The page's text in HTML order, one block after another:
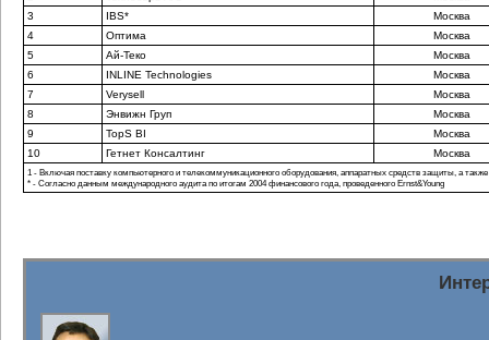
3
IBS*
Москва
4
Оптима
Москва
5
Ай-Теко
Москва
6
INLINE Technologies
Москва
7
Verysell
Москва
8
Энвижн Груп
Москва
9
TopS BI
Москва
10
Гетнет Консалтинг Москва
1 - Включая поставку компьютерного и телекоммуникационного оборудования, аппаратных средств защиты, а
* - Согласно данным международного аудита по итогам 2004 финансового года, проведенного Ernst&Young